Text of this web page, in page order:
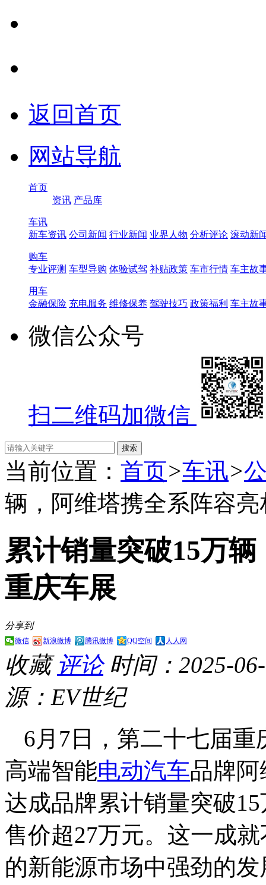
返回首页
网站导航
首页
资讯 产品库
车讯
新车资讯 公司新闻 行业新闻 业界人物 分析评论 滚动新
购车
专业评测 车型导购 体验试驾 补贴政策 车市行情 车主故
用车
金融保险 充电服务 维修保养 驾驶技巧 政策福利 车主故
微信公众号
扫二维码加微信
当前位置： 首页>车讯>
辆，阿维塔携全系阵容
累计销量突破15万
重庆车展
分享到
微信 新浪微博 腾讯微博 QQ空间 人人网
收藏 评论 时间：2025-
源：EV世纪
6月7日，第二十七届
高端智能电动汽车品牌
达成品牌累计销量突破
售价超27万元。这一成
的新能源市场中强劲的